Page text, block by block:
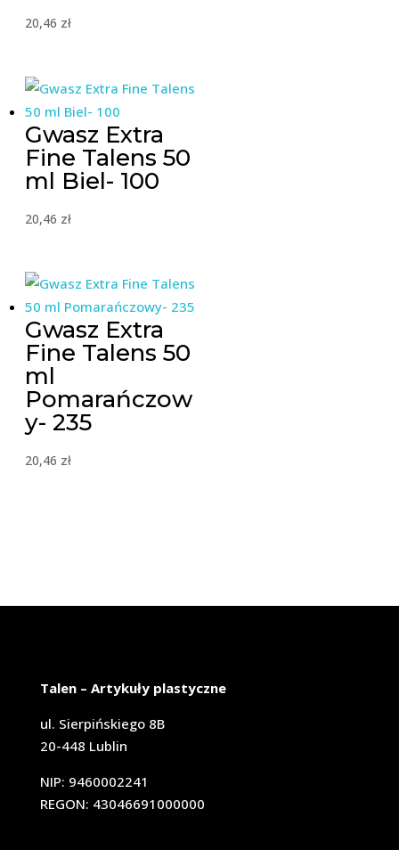
20,46 zł
Gwasz Extra
Fine Talens 50
ml Biel- 100
20,46 zł
Gwasz Extra
Fine Talens 50
ml
Pomarańczow
y- 235
20,46 zł
Talen – Artykuły plastyczne
ul. Sierpińskiego 8B
20-448 Lublin
NIP: 9460002241
REGON: 43046691000000